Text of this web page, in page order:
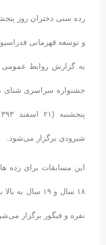
و توسعه قهرمانی
به گزارش روابط عمومی
جشنواره سراسری شنای
شیرودی برگزار می‌شود.
۱۸ سال و ۱۹ سال
نفره و فیگور برگزار